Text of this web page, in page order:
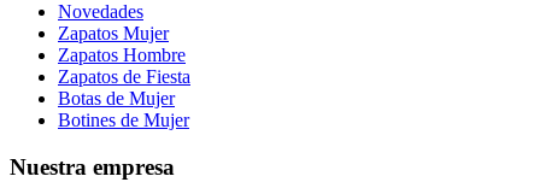
Novedades
Zapatos Mujer
Zapatos Hombre
Zapatos de Fiesta
Botas de Mujer
Botines de Mujer
Nuestra empresa